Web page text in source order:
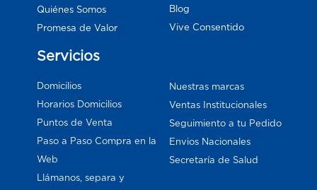
Quiénes Somos
Promesa de Valor
Blog
Vive Consentido
Servicios
Domicilios
Horarios Domicilios
Puntos de Venta
Paso a Paso Compra en la
Web
Llámanos, separa y
Nuestras marcas
Ventas Institucionales
Seguimiento a tu Pedido
Envios Nacionales
Secretaría de Salud